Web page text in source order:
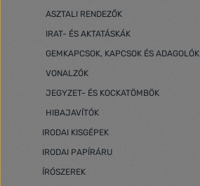
ASZTALI RENDEZŐK
IRAT- ÉS AKTATÁSKÁK
GEMKAPCSOK, KAPCSOK ÉS ADAGOLÓK
VONALZÓK
JEGYZET- ÉS KOCKATÖMBÖK
HIBAJAVÍTÓK
IRODAI KISGÉPEK
IRODAI PAPÍRÁRU
ÍRÓSZEREK